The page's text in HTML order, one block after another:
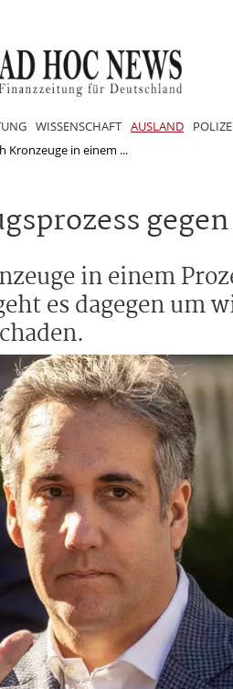
WISSENSCHAFT AUSLAND
Kronzeuge in einem ...
in einem
es dagegen